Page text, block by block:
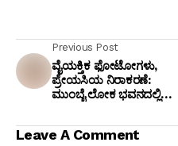
Previous Post
ವೈಯಕ್ತಿಕ ಫೋಟೋಗಳು,
ಪ್ರೇಯಸಿಯ ನಿರಾಕರಣೆ:
ಮುಂಬೈ ಲೋಕ ಭವನದಲ್ಲಿ
ಕೌಸ್ತುಭ್ ಸಾಂಗ್ಲೆ ಗುಂಡು
ಹಾರಿಸಿಕೊಂಡು ಆತ್ಮಹತ್ಯೆ!
Leave A Comment